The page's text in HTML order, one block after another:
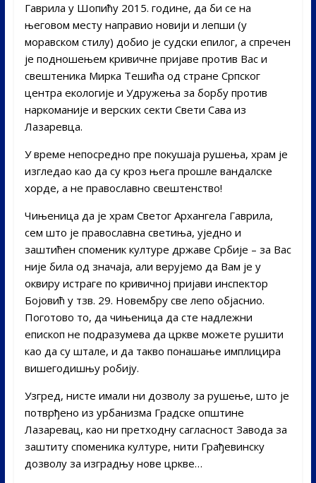
Гаврила у Шопићу 2015. године, да би се на
његовом месту направио новији и лепши (у
моравском стилу) добио је судски епилог, а спречен
је подношењем кривичне пријаве против Вас и
свештеника Мирка Тешића од стране Српског
центра екологије и Удружења за борбу против
наркоманије и верских секти Свети Сава из
Лазаревца.
У време непосредно пре покушаја рушења, храм је
изгледао као да су кроз њега прошле вандалске
хорде, а не православно свештенство!
Чињеница да је храм Светог Архангела Гаврила,
сем што је православна светиња, уједно и
заштићен споменик културе државе Србије – за Вас
није била од значаја, али верујемо да Вам је у
оквиру истраге по кривичној пријави инспектор
Бојовић у тзв. 29. Новембру све лепо објаснио.
Поготово то, да чињеница да сте надлежни
епископ не подразумева да цркве можете рушити
као да су штале, и да такво понашање имплицира
вишегодишњу робију.
Узгред, нисте имали ни дозволу за рушење, што је
потврђено из урбанизма Градске општине
Лазаревац, као ни претходну сагласност Завода за
заштиту споменика културе, нити Грађевинску
дозволу за изградњу нове цркве…